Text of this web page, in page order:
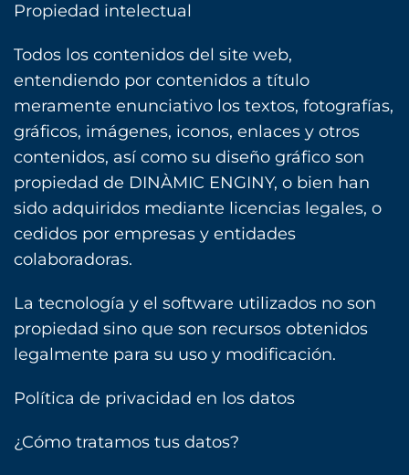
Propiedad intelectual
Todos los contenidos del site web,
entendiendo por contenidos a título
meramente enunciativo los textos, ‎fotografías,
gráficos, imágenes, iconos, enlaces y otros
contenidos, así como su diseño gráfico son
‎propiedad de DINÀMIC ENGINY, o bien han
sido adquiridos mediante licencias legales, o
cedidos por empresas y entidades
colaboradoras.
La tecnología y el software utilizados no son
propiedad sino que son recursos obtenidos
legalmente para su uso y modificación.‎
Política de privacidad en los datos
¿Cómo tratamos tus datos?